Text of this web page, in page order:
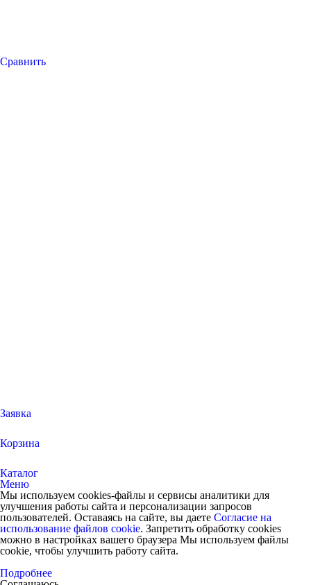
Сравнить
Заявка
Корзина
Каталог
Меню
Мы используем cookies-файлы и сервисы аналитики для
улучшения работы сайта и персонализации запросов
пользователей. Оставаясь на сайте, вы даете Согласие на
использование файлов cookie. Запретить обработку cookies
можно в настройках вашего браузера Мы используем файлы
cookie, чтобы улучшить работу сайта.
Подробнее